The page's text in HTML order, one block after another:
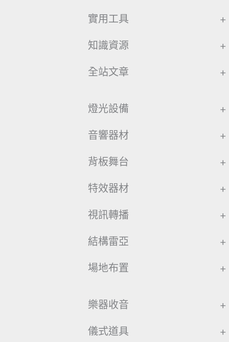
實用工具 +
知識資源 +
全站文章 +
燈光設備 +
音響器材 +
背板舞台 +
特效器材 +
視訊轉播 +
結構雷亞 +
場地布置 +
樂器收音 +
儀式道具 +